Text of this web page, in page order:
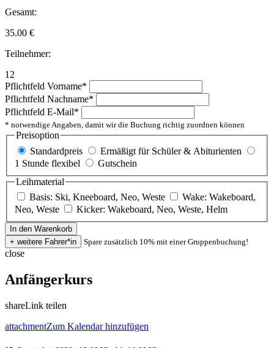
Gesamt:
35.00 €
Teilnehmer:
12
Pflichtfeld Vorname*
Pflichtfeld Nachname*
Pflichtfeld E-Mail*
* notwendige Angaben, damit wir die Buchung richtig zuordnen können
Preisoption
Standardpreis
Ermäßigt für Schüler & Abiturienten
1 Stunde flexibel
Gutschein
Leihmaterial
Basis: Ski, Kneeboard, Neo, Weste
Wake: Wakeboard,
Neo, Weste
Kicker: Wakeboard, Neo, Weste, Helm
Spare zusätzlich 10% mit einer Gruppenbuchung!
close
Anfängerkurs
shareLink teilen
attachmentZum Kalendar hinzufügen